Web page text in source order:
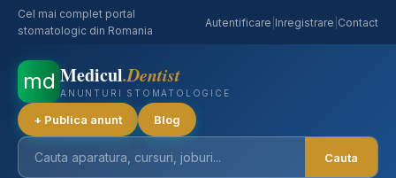
Cel mai complet portal
stomatologic din Romania
Autentificare Inregistrare Contact
md Medicul.Dentist
ANUNTURI STOMATOLOGICE
Cauta
+ Publica anunt Blog